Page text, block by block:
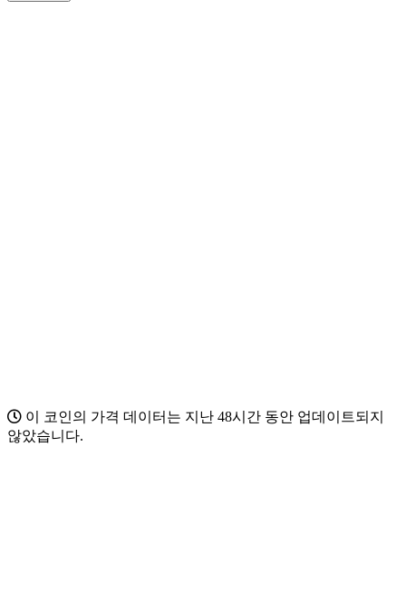
이 코인의 가격 데이터는 지난 48시간 동안 업데이트되지
않았습니다.